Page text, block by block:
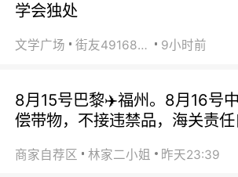
学会独处
文学广场 街友49168527 9小时前
8月15号巴黎✈️福州。8月16号
偿带物，不接违禁品，海关责任
商家自荐区 林家二小姐 昨天23:39